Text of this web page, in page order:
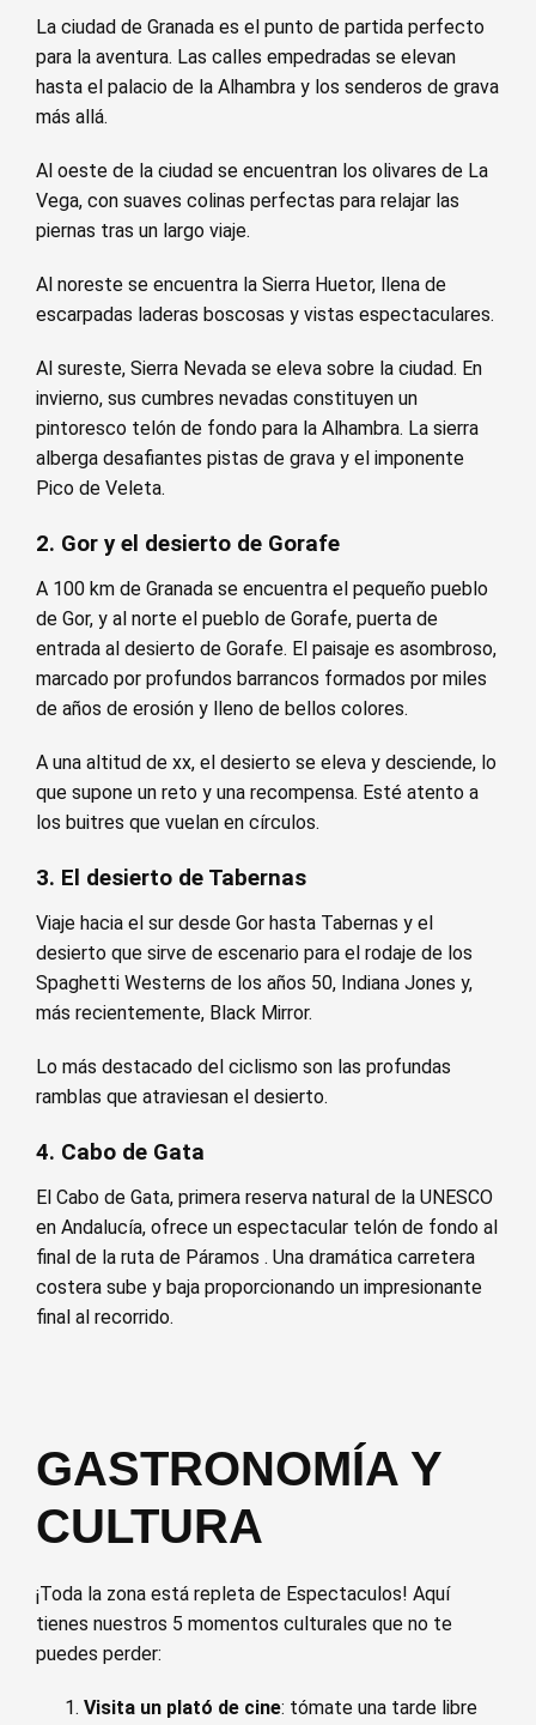
La ciudad de Granada es el punto de partida perfecto
para la aventura. Las calles empedradas se elevan
hasta el palacio de la Alhambra y los senderos de grava
más allá.
Al oeste de la ciudad se encuentran los olivares de La
Vega, con suaves colinas perfectas para relajar las
piernas tras un largo viaje.
Al noreste se encuentra la Sierra Huetor, llena de
escarpadas laderas boscosas y vistas espectaculares.
Al sureste, Sierra Nevada se eleva sobre la ciudad. En
invierno, sus cumbres nevadas constituyen un
pintoresco telón de fondo para la Alhambra. La sierra
alberga desafiantes pistas de grava y el imponente
Pico de Veleta.
2. Gor y el desierto de Gorafe
A 100 km de Granada se encuentra el pequeño pueblo
de Gor, y al norte el pueblo de Gorafe, puerta de
entrada al desierto de Gorafe. El paisaje es asombroso,
marcado por profundos barrancos formados por miles
de años de erosión y lleno de bellos colores.
A una altitud de xx, el desierto se eleva y desciende, lo
que supone un reto y una recompensa. Esté atento a
los buitres que vuelan en círculos.
3. El desierto de Tabernas
Viaje hacia el sur desde Gor hasta Tabernas y el
desierto que sirve de escenario para el rodaje de los
Spaghetti Westerns de los años 50, Indiana Jones y,
más recientemente, Black Mirror.
Lo más destacado del ciclismo son las profundas
ramblas que atraviesan el desierto.
4. Cabo de Gata
El Cabo de Gata, primera reserva natural de la UNESCO
en Andalucía, ofrece un espectacular telón de fondo al
final de la ruta de Páramos . Una dramática carretera
costera sube y baja proporcionando un impresionante
final al recorrido.
GASTRONOMÍA Y
CULTURA
¡Toda la zona está repleta de Espectaculos! Aquí
tienes nuestros 5 momentos culturales que no te
puedes perder:
Visita un plató de cine: tómate una tarde libre